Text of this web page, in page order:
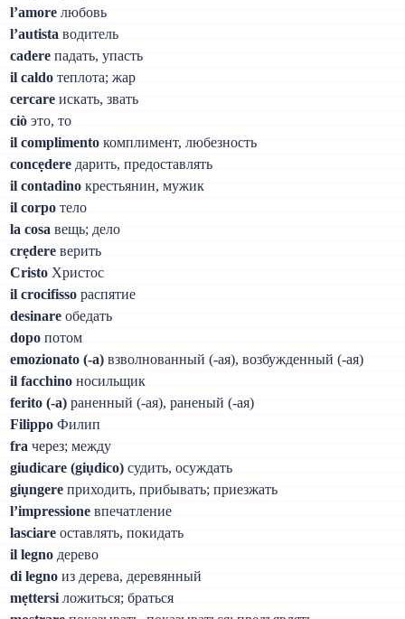
l’amore любовь
l’autista водитель
cadere падать, упасть
il caldo теплота; жар
cercare искать, звать
ciò это, то
il complimento комплимент, любезность
concẹdere дарить, предоставлять
il contadino крестьянин, мужик
il corpo тело
la cosa вещь; дело
crẹdere верить
Cristo Христос
il crocifisso распятие
desinare обедать
dopo потом
emozionato (-а) взволнованный (-ая), возбужденный (-ая)
il facchino носильщик
ferito (-а) раненный (-ая), раненый (-ая)
Filippo Филип
fra через; между
giudicare (giụdico) судить, осуждать
giụngere приходить, прибывать; приезжать
l’impressione впечатление
lasciare оставлять, покидать
il legno дерево
di legno из дерева, деревянный
mẹttersi ложиться; браться